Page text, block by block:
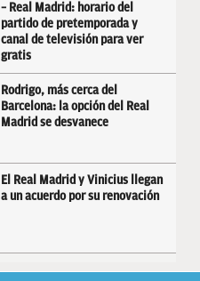
– Real Madrid: horario del
partido de pretemporada y
canal de televisión para ver
gratis
Rodrigo, más cerca del
Barcelona: la opción del Real
Madrid se desvanece
El Real Madrid y Vinicius llegan
a un acuerdo por su renovación